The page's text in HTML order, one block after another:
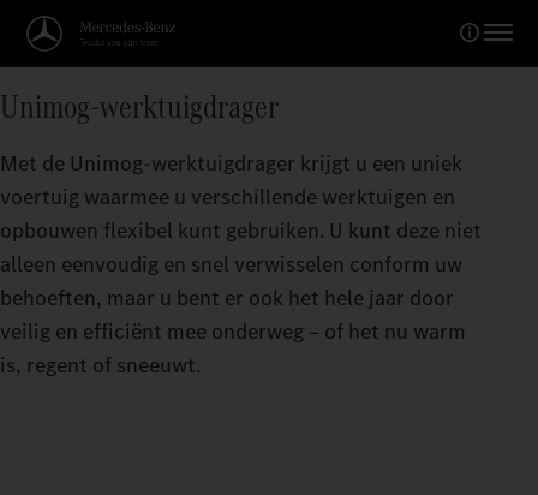
Unimog-werktuigdrager
Met de Unimog-werktuigdrager krijgt u een uniek
voertuig waarmee u verschillende werktuigen en
opbouwen flexibel kunt gebruiken. U kunt deze niet
alleen eenvoudig en snel verwisselen conform uw
behoeften, maar u bent er ook het hele jaar door
veilig en efficiënt mee onderweg – of het nu warm
is, regent of sneeuwt.